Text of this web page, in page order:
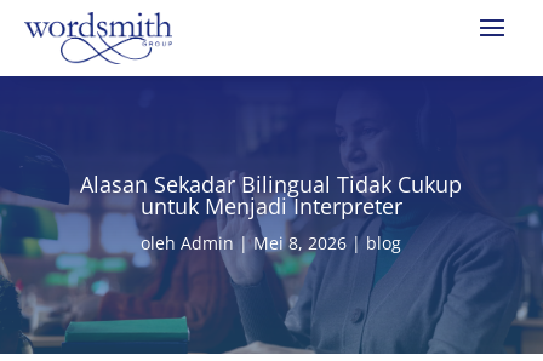
Alasan Sekadar Bilingual Tidak Cukup
untuk Menjadi Interpreter
olehAdmin |Mei 8, 2026 | blog